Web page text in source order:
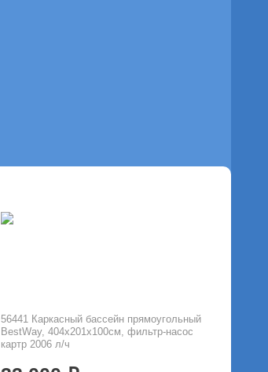
56441 Каркасный бассейн прямоугольный
BestWay, 404х201х100см, фильтр-насос
картр 2006 л/ч